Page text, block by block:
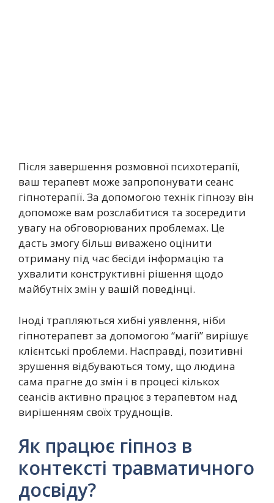
Після завершення розмовної психотерапії,
ваш терапевт може запропонувати сеанс
гіпнотерапії. За допомогою технік гіпнозу він
допоможе вам розслабитися та зосередити
увагу на обговорюваних проблемах. Це
дасть змогу більш виважено оцінити
отриману під час бесіди інформацію та
ухвалити конструктивні рішення щодо
майбутніх змін у вашій поведінці.
Іноді трапляються хибні уявлення, ніби
гіпнотерапевт за допомогою “магії” вирішує
клієнтські проблеми. Насправді, позитивні
зрушення відбуваються тому, що людина
сама прагне до змін і в процесі кількох
сеансів активно працює з терапевтом над
вирішенням своїх труднощів.
Як працює гіпноз в
контексті травматичного
досвіду?